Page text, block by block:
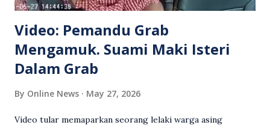
Video: Pemandu Grab
Mengamuk. Suami Maki Isteri
Dalam Grab
By Online News May 27, 2026
Video tular memaparkan seorang lelaki warga asing